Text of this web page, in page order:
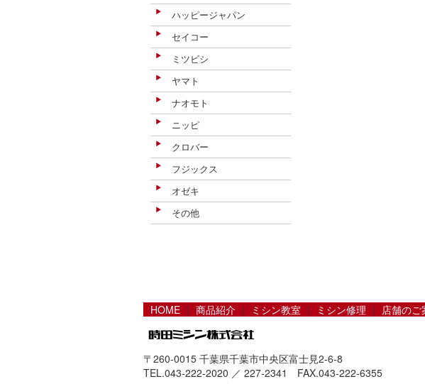
ハッピージャパン
セイコー
ミツビシ
ヤマト
ナオモト
ニッピ
クロバー
フジックス
オゼキ
その他
HOME ｜ 商品紹介 ｜ ミシン教室 ｜ ミシン修理 ｜ 店舗のご
〒260-0015 千葉県千葉市中央区富士見2-6-8
TEL.043-222-2020 ／ 227-2341 FAX.043-222-6355